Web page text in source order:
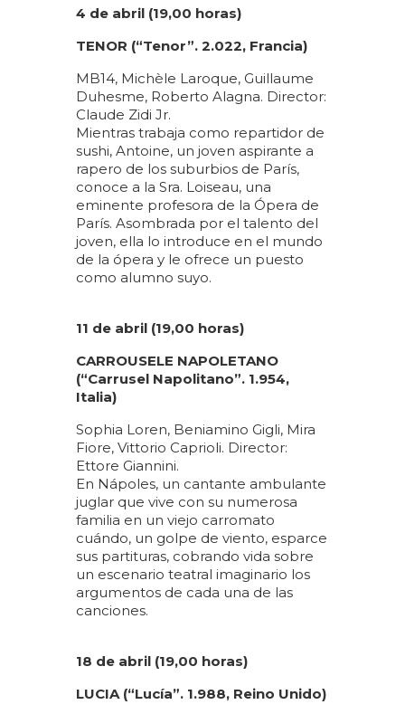
4 de abril (19,00 horas)
TENOR (“Tenor”. 2.022, Francia)
MB14, Michèle Laroque, Guillaume
Duhesme, Roberto Alagna. Director:
Claude Zidi Jr.
Mientras trabaja como repartidor de
sushi, Antoine, un joven aspirante a
rapero de los suburbios de París,
conoce a la Sra. Loiseau, una
eminente profesora de la Ópera de
París. Asombrada por el talento del
joven, ella lo introduce en el mundo
de la ópera y le ofrece un puesto
como alumno suyo.
11 de abril (19,00 horas)
CARROUSELE NAPOLETANO
(“Carrusel Napolitano”. 1.954,
Italia)
Sophia Loren, Beniamino Gigli, Mira
Fiore, Vittorio Caprioli. Director:
Ettore Giannini.
En Nápoles, un cantante ambulante
juglar que vive con su numerosa
familia en un viejo carromato
cuándo, un golpe de viento, esparce
sus partituras, cobrando vida sobre
un escenario teatral imaginario los
argumentos de cada una de las
canciones.
18 de abril (19,00 horas)
LUCIA (“Lucía”. 1.988, Reino Unido)